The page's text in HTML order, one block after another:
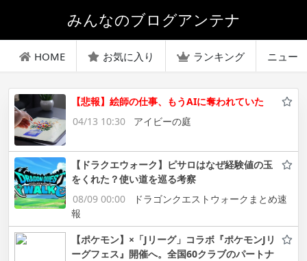
みんなのブログアンテナ
HOME お気に入り ランキング ニュー
【悲報】絵師の仕事、もうAIに奪われていた
04/13 10:30
アイビーの庭
【ドラクエウォーク】ピサロはなぜ経験値の玉
をくれた？使い道を巡る考察
08/09 00:00
ドラゴンクエストウォークまとめ速
報
【ポケモン】×「Jリーグ」コラボ『ポケモンJリ
ーグフェス』開催へ。全国60クラブのパートナ